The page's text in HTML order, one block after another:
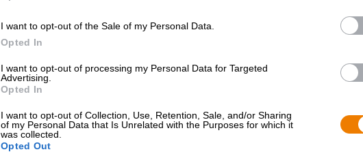
I want to opt-out of the Sale of my Personal Data.
Opted In
I want to opt-out of processing my Personal Data for Targeted
Advertising.
Opted In
I want to opt-out of Collection, Use, Retention, Sale, and/or Sharing
of my Personal Data that Is Unrelated with the Purposes for which it
was collected.
Opted Out
Empfehlung